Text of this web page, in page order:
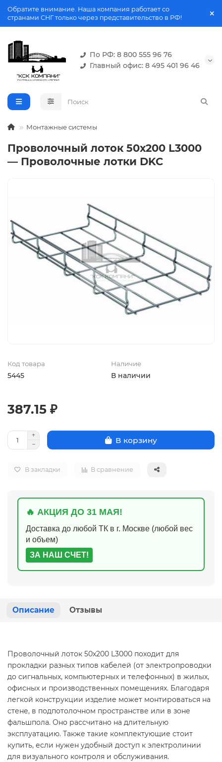
Обратите внимание. Наша компания работает со
странами СНГ только через представительство в РФ!
По РФ: 8 800 555 96 76
Главный офис: 8 495 401 96 46
Монтажные системы
Проволочный лоток 50х200 L3000
— Проволочные лотки DKC
Код товара
5445
Наличие
В наличии
387.15 ₽
В корзину
В закладки В сравнение
🔥 АКЦИЯ ДО 31 МАЯ!
Доставка до любой ТК в г. Москве (любой вес
и объем)
ЗА НАШ СЧЕТ!
Описание Отзывы
Проволочный лоток 50х200 L3000 походит для
прокладки разных типов кабелей (от электропроводки
до сигнальных, компьютерных и телефонных) в жилых,
офисных и производственных помещениях. Благодаря
легкой конструкции изделие может монтироваться на
стене, в подпотолочном пространстве или в зоне
фальшпола. Оно рассчитано на длительную
эксплуатацию. Также такие комплектующие стоит
купить, если нужен удобный доступ к электролинии
для визуального контроля и обслуживания.